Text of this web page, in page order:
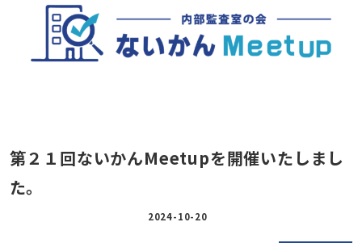
第２１回ないかんMeetupを開催いたしまし
た。
2024-10-20